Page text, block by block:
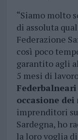
“Siamo molto
di assoluta
Federazione
così poco
garantito agli
5 mesi di
occasione dei
imprenditori
Sardegna, ho
la loro voglia